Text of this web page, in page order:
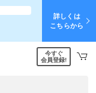
詳しくは
こちらから
今すぐ
会員登録!